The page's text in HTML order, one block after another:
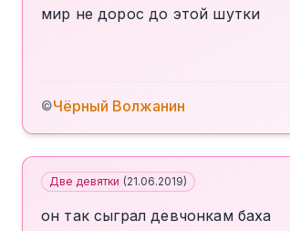
мир не дорос до этой шутки
©Чёрный Волжанин
Две девятки (21.06.2019)
он так сыграл девчонкам баха